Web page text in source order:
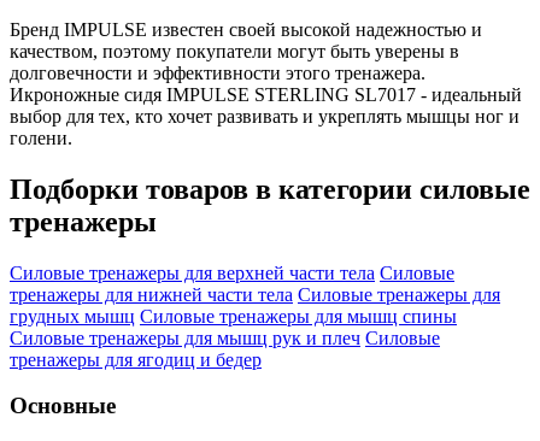
Бренд IMPULSE известен своей высокой надежностью и
качеством, поэтому покупатели могут быть уверены в
долговечности и эффективности этого тренажера.
Икроножные сидя IMPULSE STERLING SL7017 - идеальный
выбор для тех, кто хочет развивать и укреплять мышцы ног и
голени.
Подборки товаров в категории силовые
тренажеры
Силовые тренажеры для верхней части тела Силовые
тренажеры для нижней части тела Силовые тренажеры для
грудных мышц Силовые тренажеры для мышц спины
Силовые тренажеры для мышц рук и плеч Силовые
тренажеры для ягодиц и бедер
Основные